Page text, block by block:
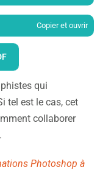
Copier et ouvrir
qui
tel est le cas, cet
collaborer
Photoshop à